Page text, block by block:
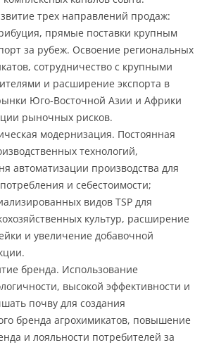
трех направлений продаж:
прямые поставки крупным
за рубеж. Освоение региональных
сотрудничество с крупными
и расширение экспорта в
Юго-Восточной Азии и Африки
рыночных рисков.
модернизация. Постоянная
технологий,
автоматизации производства для
и себестоимости;
видов TSP для
культур, расширение
и увеличение добавочной
бренда. Использование
высокой эффективности и
почву для создания
бренда агрохимикатов, повышение
и лояльности потребителей за